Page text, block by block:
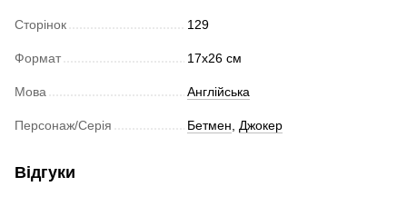
Сторінок 129
Формат 17х26 см
Мова Англійська
Персонаж/Серія Бетмен, Джокер
Відгуки